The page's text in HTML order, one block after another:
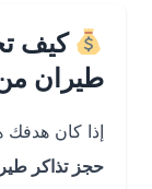
كيف
طيران من
إذا كان هدفك هو
حجز تذاكر طيران